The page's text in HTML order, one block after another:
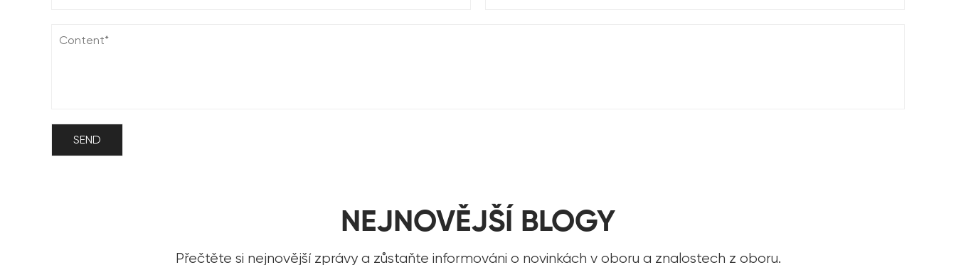
NEJNOVĚJŠÍ BLOGY
Přečtěte si nejnovější zprávy a zůstaňte informováni o novinkách v oboru a znalostech z oboru.